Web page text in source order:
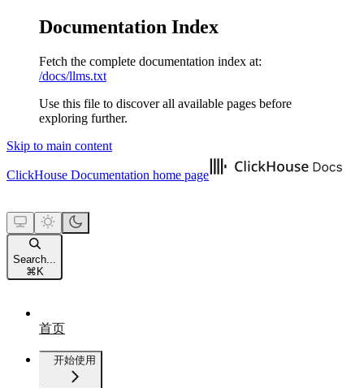
Documentation Index
Fetch the complete documentation index at:
/docs/llms.txt
Use this file to discover all available pages before
exploring further.
Skip to main content
ClickHouse Documentation home page
Search...
⌘ K
首页
开始使用